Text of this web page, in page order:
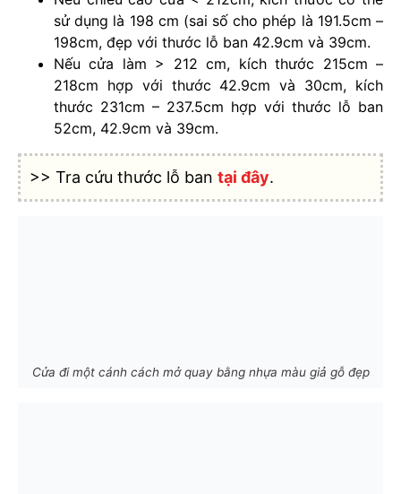
sử dụng là 198 cm (sai số cho phép là 191.5cm –
198cm, đẹp với thước lỗ ban 42.9cm và 39cm.
Nếu cửa làm > 212 cm, kích thước 215cm –
218cm hợp với thước 42.9cm và 30cm, kích
thước 231cm – 237.5cm hợp với thước lỗ ban
52cm, 42.9cm và 39cm.
>> Tra cứu thước lỗ bantại đây.
Cửa đi một cánh cách mở quay bằng nhựa màu giả gỗ đẹp